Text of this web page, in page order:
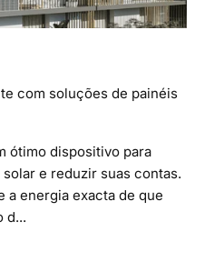
com soluções de painéis
ótimo dispositivo para
e reduzir suas contas.
a energia exacta de que
d...